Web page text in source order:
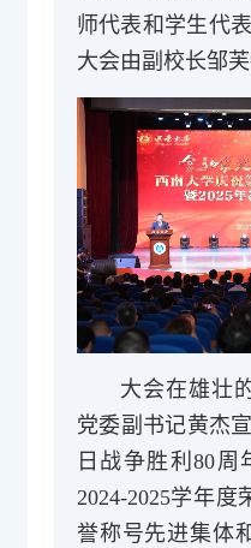
师代表和学生代
大会由副校长邹芙
大会在雄壮
党委副书记黄杰
日战争胜利80周
2024-2025学年
誉称号先进集体